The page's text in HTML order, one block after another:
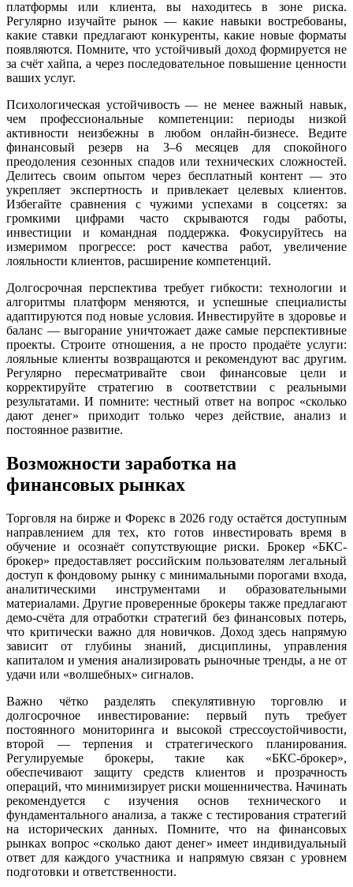
платформы или клиента, вы находитесь в зоне риска.
Регулярно изучайте рынок — какие навыки востребованы,
какие ставки предлагают конкуренты, какие новые форматы
появляются. Помните, что устойчивый доход формируется не
за счёт хайпа, а через последовательное повышение ценности
ваших услуг.
Психологическая устойчивость — не менее важный навык,
чем профессиональные компетенции: периоды низкой
активности неизбежны в любом онлайн-бизнесе. Ведите
финансовый резерв на 3–6 месяцев для спокойного
преодоления сезонных спадов или технических сложностей.
Делитесь своим опытом через бесплатный контент — это
укрепляет экспертность и привлекает целевых клиентов.
Избегайте сравнения с чужими успехами в соцсетях: за
громкими цифрами часто скрываются годы работы,
инвестиции и командная поддержка. Фокусируйтесь на
измеримом прогрессе: рост качества работ, увеличение
лояльности клиентов, расширение компетенций.
Долгосрочная перспектива требует гибкости: технологии и
алгоритмы платформ меняются, и успешные специалисты
адаптируются под новые условия. Инвестируйте в здоровье и
баланс — выгорание уничтожает даже самые перспективные
проекты. Строите отношения, а не просто продаёте услуги:
лояльные клиенты возвращаются и рекомендуют вас другим.
Регулярно пересматривайте свои финансовые цели и
корректируйте стратегию в соответствии с реальными
результатами. И помните: честный ответ на вопрос «сколько
дают денег» приходит только через действие, анализ и
постоянное развитие.
Возможности заработка на
финансовых рынках
Торговля на бирже и Форекс в 2026 году остаётся доступным
направлением для тех, кто готов инвестировать время в
обучение и осознаёт сопутствующие риски. Брокер «БКС-
брокер» предоставляет российским пользователям легальный
доступ к фондовому рынку с минимальными порогами входа,
аналитическими инструментами и образовательными
материалами. Другие проверенные брокеры также предлагают
демо-счёта для отработки стратегий без финансовых потерь,
что критически важно для новичков. Доход здесь напрямую
зависит от глубины знаний, дисциплины, управления
капиталом и умения анализировать рыночные тренды, а не от
удачи или «волшебных» сигналов.
Важно чётко разделять спекулятивную торговлю и
долгосрочное инвестирование: первый путь требует
постоянного мониторинга и высокой стрессоустойчивости,
второй — терпения и стратегического планирования.
Регулируемые брокеры, такие как «БКС-брокер»,
обеспечивают защиту средств клиентов и прозрачность
операций, что минимизирует риски мошенничества. Начинать
рекомендуется с изучения основ технического и
фундаментального анализа, а также с тестирования стратегий
на исторических данных. Помните, что на финансовых
рынках вопрос «сколько дают денег» имеет индивидуальный
ответ для каждого участника и напрямую связан с уровнем
подготовки и ответственности.